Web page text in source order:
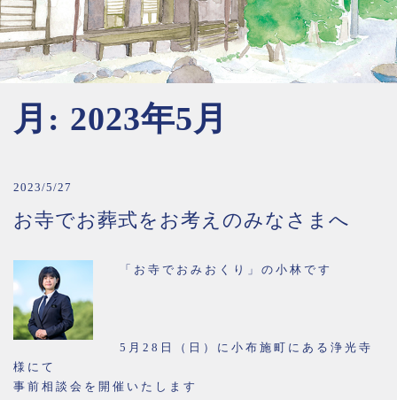
月: 2023年5月
2023/5/27
お寺でお葬式をお考えのみなさまへ
「お寺でおみおくり」の小林です
5月28日（日）に小布施町にある浄光寺
様にて
事前相談会を開催いたします